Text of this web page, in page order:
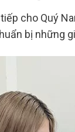
cho Quý
bị những